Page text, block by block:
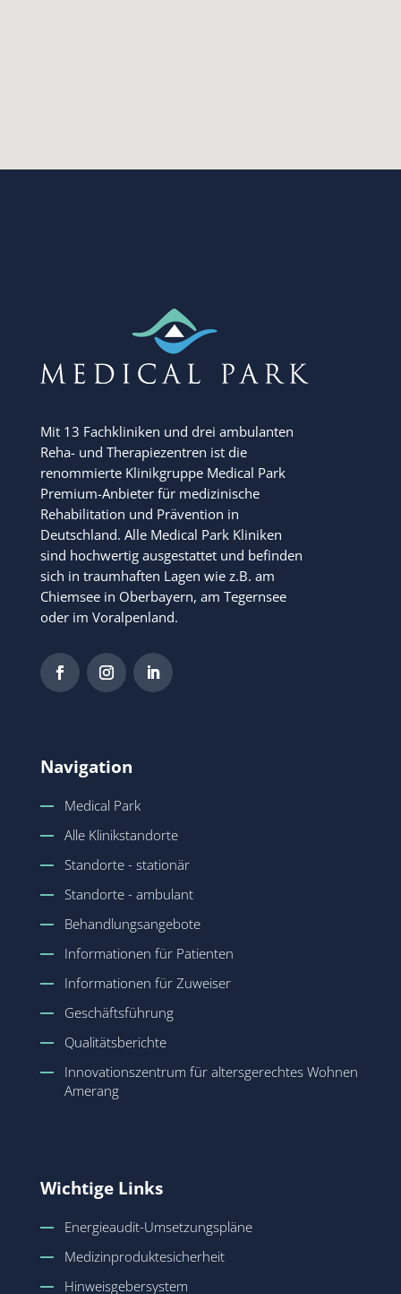
Mit 13 Fachkliniken und drei ambulanten
Reha- und Therapiezentren ist die
renommierte Klinikgruppe Medical Park
Premium-Anbieter für medizinische
Rehabilitation und Prävention in
Deutschland. Alle Medical Park Kliniken
sind hochwertig ausgestattet und befinden
sich in traumhaften Lagen wie z.B. am
Chiemsee in Oberbayern, am Tegernsee
oder im Voralpenland.
Navigation
Medical Park
Alle Klinikstandorte
Standorte - stationär
Standorte - ambulant
Behandlungsangebote
Informationen für Patienten
Informationen für Zuweiser
Geschäftsführung
Qualitätsberichte
Innovationszentrum für altersgerechtes Wohnen
Amerang
Wichtige Links
Energieaudit-Umsetzungspläne
Medizinproduktesicherheit
Hinweisgebersystem